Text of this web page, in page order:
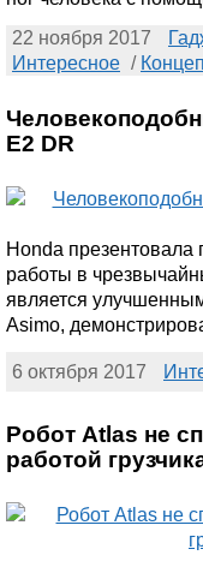
22 ноября 2017
Интересное /
E2 DR
Honda презентовала
работы в
является
Asimo,
6 октября 2017
Робот Atlas не
работой